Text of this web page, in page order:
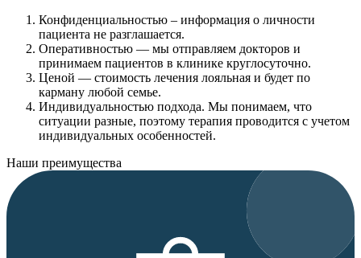
Конфиденциальностью – информация о личности
пациента не разглашается.
Оперативностью — мы отправляем докторов и
принимаем пациентов в клинике круглосуточно.
Ценой — стоимость лечения лояльная и будет по
карману любой семье.
Индивидуальностью подхода. Мы понимаем, что
ситуации разные, поэтому терапия проводится с учетом
индивидуальных особенностей.
Наши преимущества